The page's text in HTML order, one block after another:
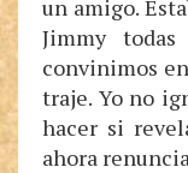
un amigo.
Jimmy
convinimos
traje. Yo no
hacer si
ahora